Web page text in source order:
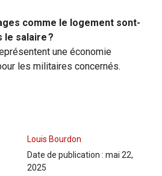
comme le logement sont-
le salaire ?
une économie
les militaires concernés.
Louis Bourdon
Date de publication : mai 22,
2025